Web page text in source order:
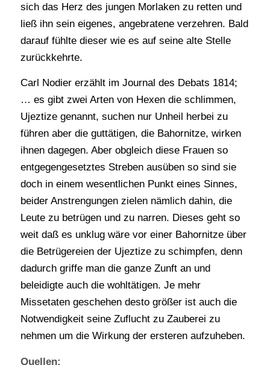
sich das Herz des jungen Morlaken zu retten und
ließ ihn sein eigenes, angebratene verzehren. Bald
darauf fühlte dieser wie es auf seine alte Stelle
zurückkehrte.
Carl Nodier erzählt im Journal des Debats 1814;
… es gibt zwei Arten von Hexen die schlimmen,
Ujeztize genannt, suchen nur Unheil herbei zu
führen aber die guttätigen, die Bahornitze, wirken
ihnen dagegen. Aber obgleich diese Frauen so
entgegengesetztes Streben ausüben so sind sie
doch in einem wesentlichen Punkt eines Sinnes,
beider Anstrengungen zielen nämlich dahin, die
Leute zu betrügen und zu narren. Dieses geht so
weit daß es unklug wäre vor einer Bahornitze über
die Betrügereien der Ujeztize zu schimpfen, denn
dadurch griffe man die ganze Zunft an und
beleidigte auch die wohltätigen. Je mehr
Missetaten geschehen desto größer ist auch die
Notwendigkeit seine Zuflucht zu Zauberei zu
nehmen um die Wirkung der ersteren aufzuheben.
Quellen: